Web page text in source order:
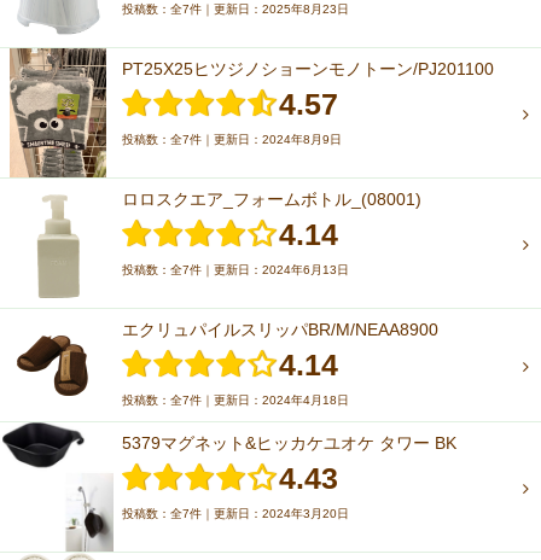
投稿数：全7件｜更新日：2025年8月23日
PT25X25ヒツジノショーンモノトーン/PJ201100
4.57
投稿数：全7件｜更新日：2024年8月9日
ロロスクエア_フォームボトル_(08001)
4.14
投稿数：全7件｜更新日：2024年6月13日
エクリュパイルスリッパBR/M/NEAA8900
4.14
投稿数：全7件｜更新日：2024年4月18日
5379マグネット&ヒッカケユオケ タワー BK
4.43
投稿数：全7件｜更新日：2024年3月20日